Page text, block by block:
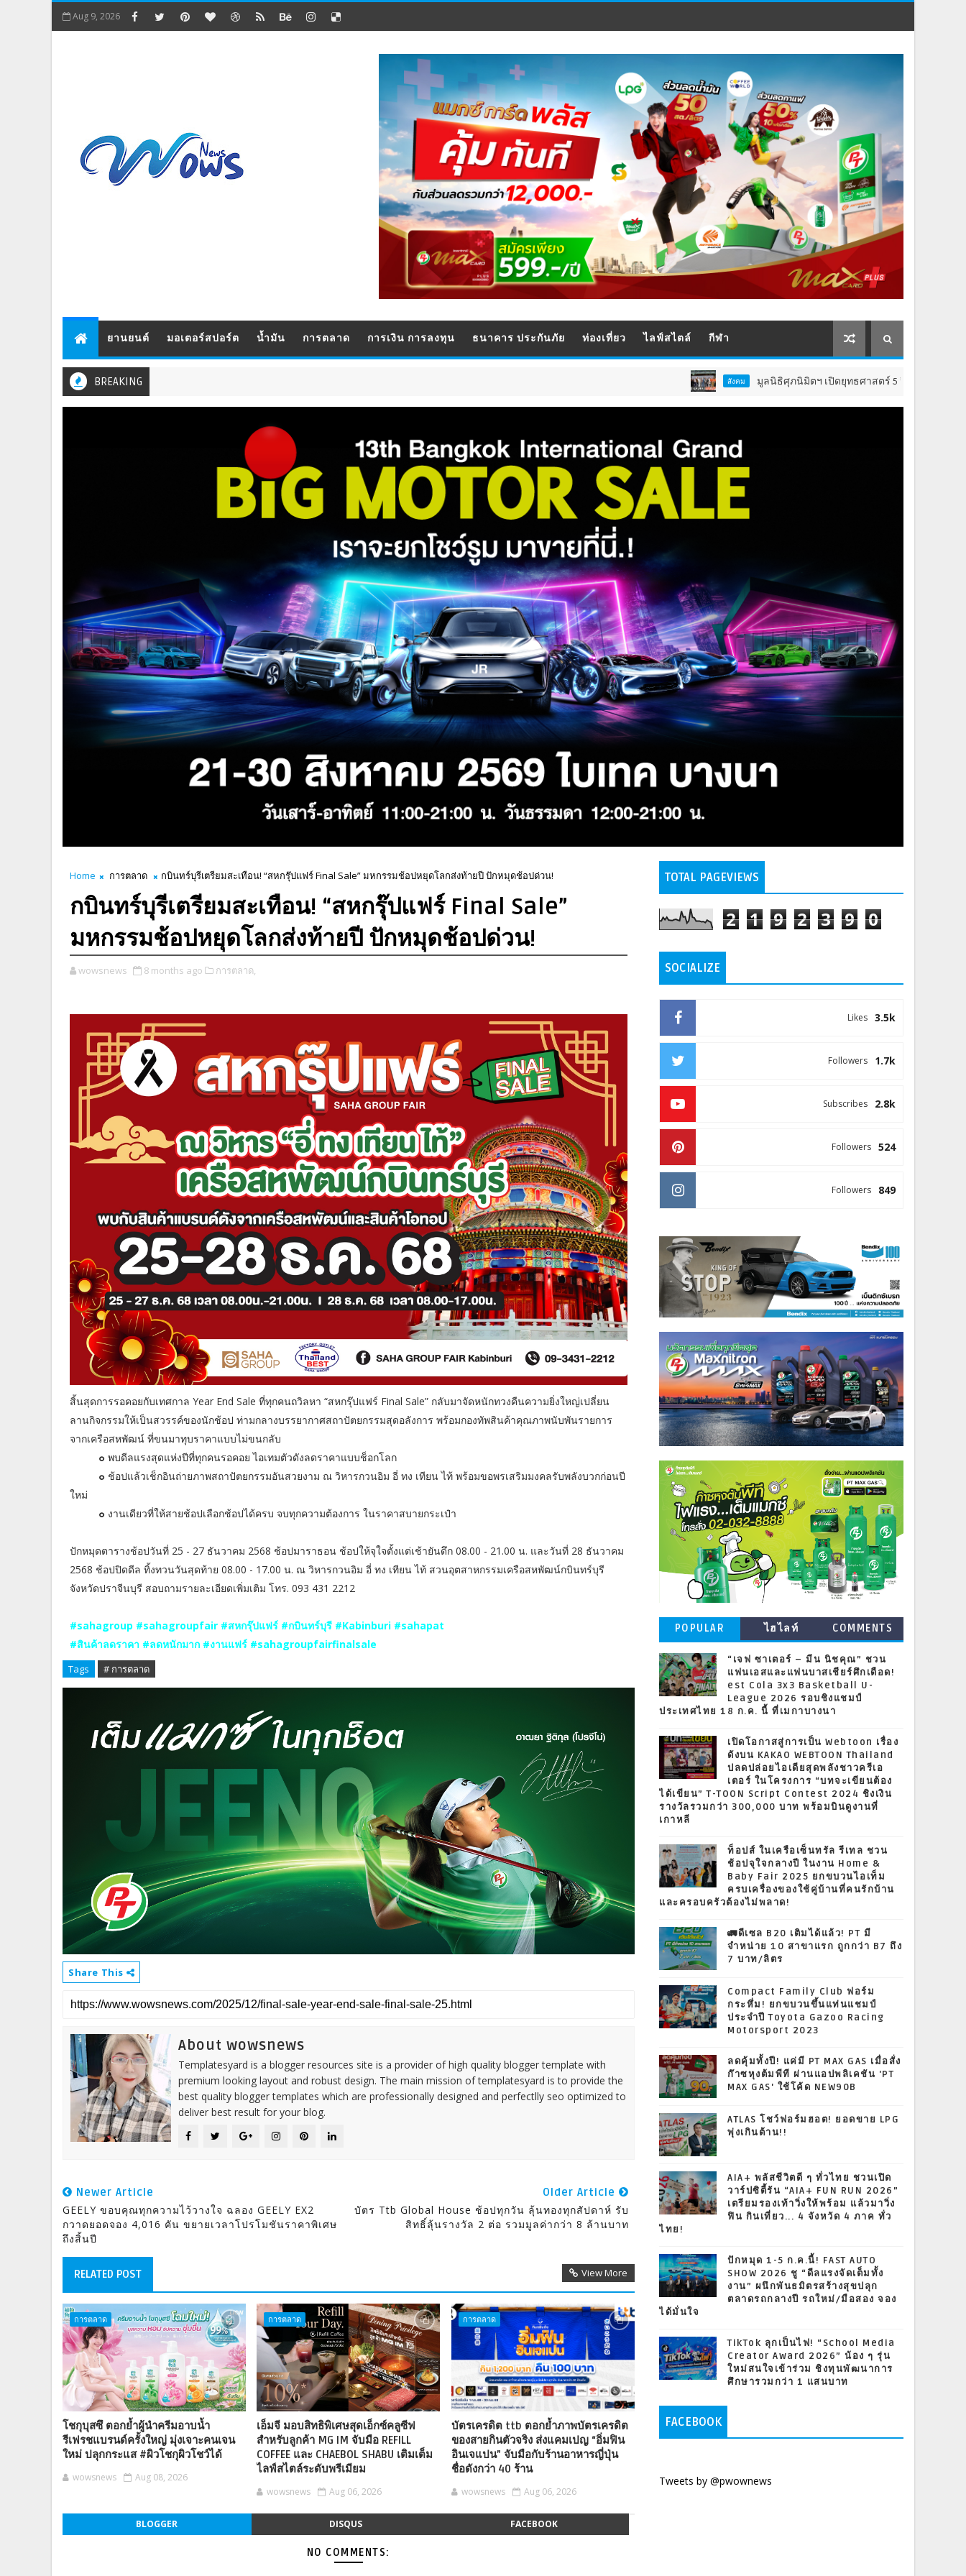
Aug 9, 2026
ยานยนต์ มอเตอร์สปอร์ต น้ำมัน การตลาด การเงิน การลงทุน ธนาคาร ประกันภัย ท่องเที่ยว ไลฟ์สไตล์ กีฬา
BREAKING มูลนิธิศุภนิมิตฯ เปิดยุทธศาสตร์ 5 ปี ยกระดับคุณภาพชีวิต ‘เด็ก
Home การตลาด กบินทร์บุรีเตรียมสะเทือน! “สหกรุ๊ปแฟร์ Final Sale” มหกรรมช้อปหยุดโลกส่งท้ายปี ปักหมุดช้อปด่วน!
กบินทร์บุรีเตรียมสะเทือน! “สหกรุ๊ปแฟร์ Final Sale”
มหกรรมช้อปหยุดโลกส่งท้ายปี ปักหมุดช้อปด่วน!
wowsnews 8 months ago การตลาด,
สิ้นสุดการรอคอยกับเทศกาล Year End Sale ที่ทุกคนถวิลหา “สหกรุ๊ปแฟร์ Final Sale” กลับมาจัดหนักทวงคืนความยิ่งใหญ่เปลี่ยน
ลานกิจกรรมให้เป็นสวรรค์ของนักช้อป ท่ามกลางบรรยากาศสถาปัตยกรรมสุดอลังการ พร้อมกองทัพสินค้าคุณภาพนับพันรายการ
จากเครือสหพัฒน์ ที่ขนมาทุบราคาแบบไม่ขนกลับ
๐ พบดีลแรงสุดแห่งปีที่ทุกคนรอคอย ไอเทมตัวดังลดราคาแบบช็อกโลก
๐ ช้อปแล้วเช็กอินถ่ายภาพสถาปัตยกรรมอันสวยงาม ณ วิหารกวนอิม อี่ ทง เทียน ไท้ พร้อมขอพรเสริมมงคลรับพลังบวกก่อนปี
ใหม่
๐ งานเดียวที่ให้สายช้อปเลือกช้อปได้ครบ จบทุกความต้องการ ในราคาสบายกระเป๋า
ปักหมุดตารางช้อปวันที่ 25 - 27 ธันวาคม 2568 ช้อปมาราธอน ช้อปให้จุใจตั้งแต่เช้ายันดึก 08.00 - 21.00 น. และวันที่ 28 ธันวาคม
2568 ช้อปปิดดีล ทิ้งทวนวันสุดท้าย 08.00 - 17.00 น. ณ วิหารกวนอิม อี่ ทง เทียน ไท้ สวนอุตสาหกรรมเครือสหพัฒน์กบินทร์บุรี
จังหวัดปราจีนบุรี สอบถามรายละเอียดเพิ่มเติม โทร. 093 431 2212
#sahagroup #sahagroupfair #สหกรุ๊ปแฟร์ #กบินทร์บุรี #Kabinburi #sahapat
#สินค้าลดราคา #ลดหนักมาก #งานแฟร์ #sahagroupfairfinalsale
Tags # การตลาด
Share This
About wowsnews
Templatesyard is a blogger resources site is a provider of high quality blogger template with
premium looking layout and robust design. The main mission of templatesyard is to provide the
best quality blogger templates which are professionally designed and perfectlly seo optimized to
deliver best result for your blog.
Newer Article
GEELY ขอบคุณทุกความไว้วางใจ ฉลอง GEELY EX2
กวาดยอดจอง 4,016 คัน ขยายเวลาโปรโมชันราคาพิเศษ
ถึงสิ้นปี
Older Article
บัตร Ttb Global House ช้อปทุกวัน ลุ้นทองทุกสัปดาห์ รับ
สิทธิ์ลุ้นรางวัล 2 ต่อ รวมมูลค่ากว่า 8 ล้านบาท
RELATED POST View More
การตลาด
โชกุบุสซึ ตอกย้ำผู้นำครีมอาบน้ำ
รีเฟรชแบรนด์ครั้งใหญ่ มุ่งเจาะคนเจน
ใหม่ ปลุกกระแส #ผิวโชกุผิวโชว์ได้
wowsnews Aug 08, 2026
การตลาด
เอ็มจี มอบสิทธิพิเศษสุดเอ็กซ์คลูซีฟ
สำหรับลูกค้า MG IM จับมือ REFILL
COFFEE และ CHAEBOL SHABU เติมเต็ม
ไลฟ์สไตล์ระดับพรีเมียม
wowsnews Aug 06, 2026
การตลาด
บัตรเครดิต ttb ตอกย้ำภาพบัตรเครดิต
ของสายกินตัวจริง ส่งแคมเปญ “อิ่มฟิน
อินเจแปน” จับมือกับร้านอาหารญี่ปุ่น
ชื่อดังกว่า 40 ร้าน
wowsnews Aug 06, 2026
BLOGGER DISQUS FACEBOOK
NO COMMENTS:
TOTAL PAGEVIEWS
2 1 9 2 3 9 0
SOCIALIZE
3.5k
Likes
1.7k
Followers
2.8k
Subscribes
524
Followers
849
Followers
POPULAR ไฮไลท์ COMMENTS
“เจฟ ซาเตอร์ – มีน นิชคุณ” ชวน
แฟนเอสและแฟนบาสเชียร์ศึกเดือด!
est Cola 3x3 Basketball U-
League 2026 รอบชิงแชมป์
ประเทศไทย 18 ก.ค. นี้ ที่เมกาบางนา
เปิดโอกาสสู่การเป็น Webtoon เรื่อง
ดังบน KAKAO WEBTOON Thailand
ปลดปล่อยไอเดียสุดพลังชาวครีเอ
เตอร์ ในโครงการ “บทจะเขียนต้อง
ได้เขียน” T-TOON Script Contest 2024 ชิงเงิน
รางวัลรวมกว่า 300,000 บาท พร้อมบินดูงานที่
เกาหลี
ท็อปส์ ในเครือเซ็นทรัล รีเทล ชวน
ช้อปจุใจกลางปี ในงาน Home &
Baby Fair 2025 ยกขบวนไอเท็ม
ครบเครื่องของใช้คู่บ้านที่คนรักบ้าน
และครอบครัวต้องไม่พลาด!
🚛ดีเซล B20 เติมได้แล้ว! PT มี
จำหน่าย 10 สาขาแรก ถูกกว่า B7 ถึง
7 บาท/ลิตร
Compact Family Club ฟอร์ม
กระหึ่ม! ยกขบวนขึ้นแท่นแชมป์
ประจำปี Toyota Gazoo Racing
Motorsport 2023
ลดคุ้มทั้งปี! แค่มี PT MAX GAS เมื่อสั่ง
ก๊าซหุงต้มพีที ผ่านแอปพลิเคชัน 'PT
MAX GAS' ใช้โค้ด NEW90B
ATLAS โชว์ฟอร์มฮอต! ยอดขาย LPG
พุ่งเกินต้าน!!
AIA+ พลัสชีวิตดี ๆ ทั่วไทย ชวนเปิด
วาร์ปซิตี้รัน “AIA+ FUN RUN 2026”
เตรียมรองเท้าวิ่งให้พร้อม แล้วมาวิ่ง
ฟิน กินเที่ยว... 4 จังหวัด 4 ภาค ทั่ว
ไทย!
ปักหมุด 1-5 ก.ค.นี้! FAST AUTO
SHOW 2026 ชู “ดีลแรงจัดเต็มทั้ง
งาน” ผนึกพันธมิตรสร้างสุขปลุก
ตลาดรถกลางปี รถใหม่/มือสอง จอง
ได้มั่นใจ
TikTok ลุกเป็นไฟ! “School Media
Creator Award 2026” น้อง ๆ รุ่น
ใหม่สนใจเข้าร่วม ชิงทุนพัฒนาการ
ศึกษารวมกว่า 1 แสนบาท
FACEBOOK
Tweets by @pwownews